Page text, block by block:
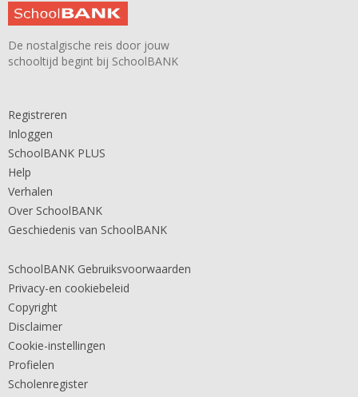
De nostalgische reis door jouw
schooltijd begint bij SchoolBANK
Registreren
Inloggen
SchoolBANK PLUS
Help
Verhalen
Over SchoolBANK
Geschiedenis van SchoolBANK
SchoolBANK Gebruiksvoorwaarden
Privacy-en cookiebeleid
Copyright
Disclaimer
Cookie-instellingen
Profielen
Scholenregister